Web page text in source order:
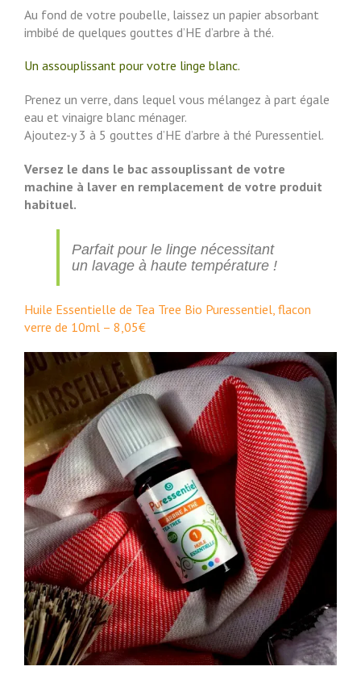
Au fond de votre poubelle, laissez un papier absorbant
imbibé de quelques gouttes d’HE d’arbre à thé.
Un assouplissant pour votre linge blanc.
Prenez un verre, dans lequel vous mélangez à part égale
eau et vinaigre blanc ménager.
Ajoutez-y 3 à 5 gouttes d’HE d’arbre à thé Puressentiel.
Versez le dans le bac assouplissant de votre
machine à laver en remplacement de votre produit
habituel.
Parfait pour le linge nécessitant
un lavage à haute température !
Huile Essentielle de Tea Tree Bio Puressentiel, flacon
verre de 10ml – 8,05€